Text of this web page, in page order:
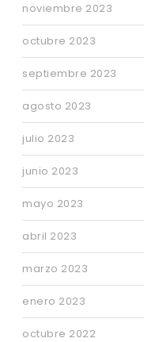
noviembre 2023
octubre 2023
septiembre 2023
agosto 2023
julio 2023
junio 2023
mayo 2023
abril 2023
marzo 2023
enero 2023
octubre 2022